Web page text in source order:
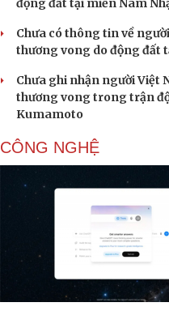
động đất tại miền Nam
Chưa có thông tin về
thương vong do động đất
Chưa ghi nhận người Việt
thương vong trong trận
Kumamoto
CÔNG NGHỆ